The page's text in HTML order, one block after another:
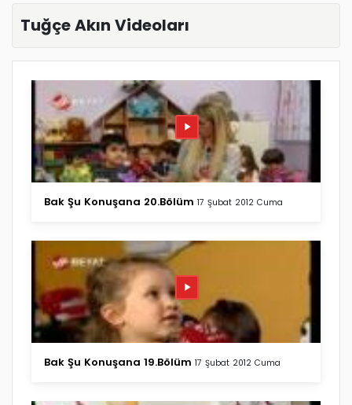
Tuğçe Akın Videoları
Bak Şu Konuşana 20.Bölüm 17 Şubat 2012 Cuma
Bak Şu Konuşana 19.Bölüm 17 Şubat 2012 Cuma